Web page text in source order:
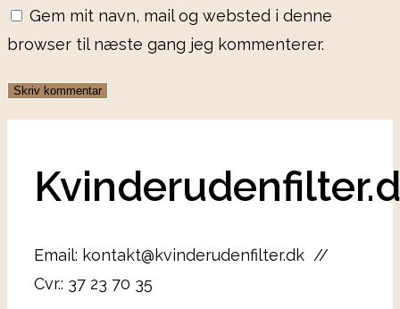
Gem mit navn, mail og websted i denne
browser til næste gang jeg kommenterer.
Email: kontakt@kvinderudenfilter.dk //
Cvr.: 37 23 70 35